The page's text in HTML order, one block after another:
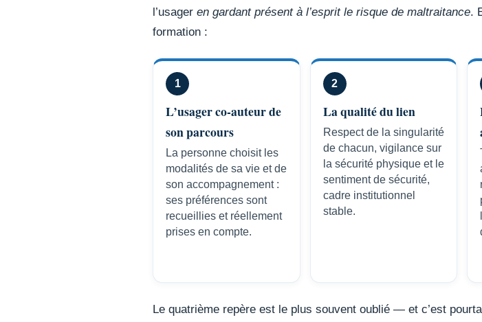
l’usager en gardant présent à l’esprit le risque de maltraitance.
formation :
1
L’usager co-auteur de
son parcours
La personne choisit les
modalités de sa vie et de
son accompagnement :
ses préférences sont
recueillies et réellement
prises en compte.
2
La qualité du lien
Respect de la singularité
de chacun, vigilance sur
la sécurité physique et le
sentiment de sécurité,
cadre institutionnel
stable.
Le quatrième repère est le plus souvent oublié — et c’est